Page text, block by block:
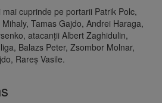
cuprinde pe portarii Patrik Polc,
Tamas Gajdo, Andrei Haraga,
atacanţii Albert Zaghidulin,
Balazs Peter, Zsombor Molnar,
Rareş Vasile.